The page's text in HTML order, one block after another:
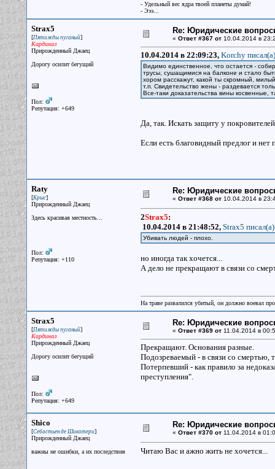
- Удельный вес ядра твоей планеты думай!
- Эээ...
Strax5
[Пятижды пуганый]
Кардинал
Прирожденный Джаец
Дорогу осилит бегущий
Пол:
Репутация: +649
Re: Юридические
« Ответ #367 от10.04.2014 в
10.04.2014 в 22:09:23, Korchy писал(a)
Видимо единственное, что остается -
трусы, сушащимися на балконе и стало
хором расскажут, какой ты скромный,
т.п. Свидетельство жены - раздевается
Все-таки доказательства вины косвенные,
Да, так. Искать защиту у
Если есть благовидный предлог и нет
Raty
[Крыс]
Прирожденный Джаец
Здесь красивая местность...
Пол:
Репутация: +110
Re: Юридические
« Ответ #368 от10.04.2014 в
2Strax5:
10.04.2014 в 21:48:52, Strax5 писал(a)
Убивать людей - плохо.
но иногда так хочется...
А дело не прекращают в связи со
На траве развалился убитый, он должно воевал
Strax5
[Пятижды пуганый]
Кардинал
Прирожденный Джаец
Дорогу осилит бегущий
Пол:
Репутация: +649
Re: Юридические
« Ответ #369 от11.04.2014 в
Прекращают. Основания разные.
Подозреваемый - в связи со смертью,
Потерпевший - как правило за
преступления".
Shico
[Себастьен де Шикотери]
Прирожденный Джаец
важны не ошибки, а их последствия
Re: Юридические
« Ответ #370 от11.04.2014 в
Читаю Вас и ажно жить не хочется...